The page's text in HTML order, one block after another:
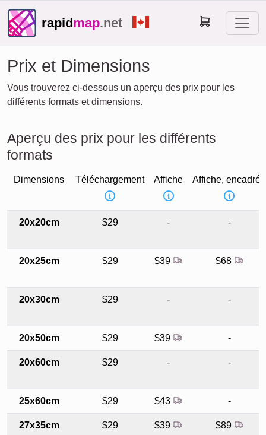
rapidmap.net
Prix et Dimensions
Vous trouverez ci-dessous un aperçu des prix pour les
différents formats et dimensions.
Aperçu des prix pour les différents
formats
Dimensions Téléchargement Affiche Affiche, encadrée
20x20cm $29 - -
20x25cm $29 $39 $68
20x30cm $29 - -
20x50cm $29 $39 -
20x60cm $29 - -
25x60cm $29 $43 -
27x35cm $29 $39 $89